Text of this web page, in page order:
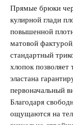
Запомнить
Прямые брюки
кулирной глади
повышенной
матовой
стандартный
хлопок
эластана
первоначальный
Благодаря
ощущаются на